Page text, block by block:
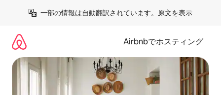
一部の情報は自動翻訳されています。 原文を表示
Airbnbでホスティング